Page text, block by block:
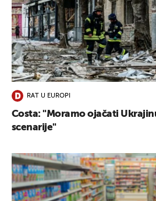
RAT U EUROPI
Costa: "Moramo ojačati
scenarije"